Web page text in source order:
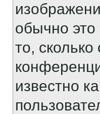
обычно это
то,
известно